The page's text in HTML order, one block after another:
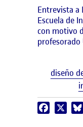
Entrevista a
Escuela de
con motivo
profesorado
diseño
Facebook